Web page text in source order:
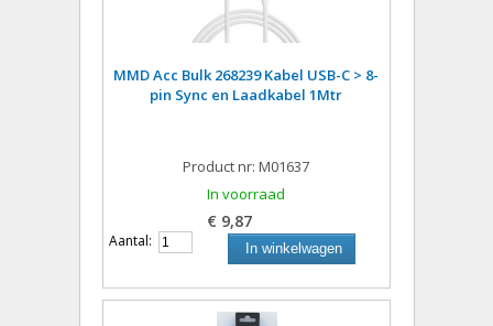
MMD Acc Bulk 268239 Kabel USB-C > 8-
pin Sync en Laadkabel 1Mtr
Product nr: M01637
In voorraad
€ 9,87
Aantal: In winkelwagen